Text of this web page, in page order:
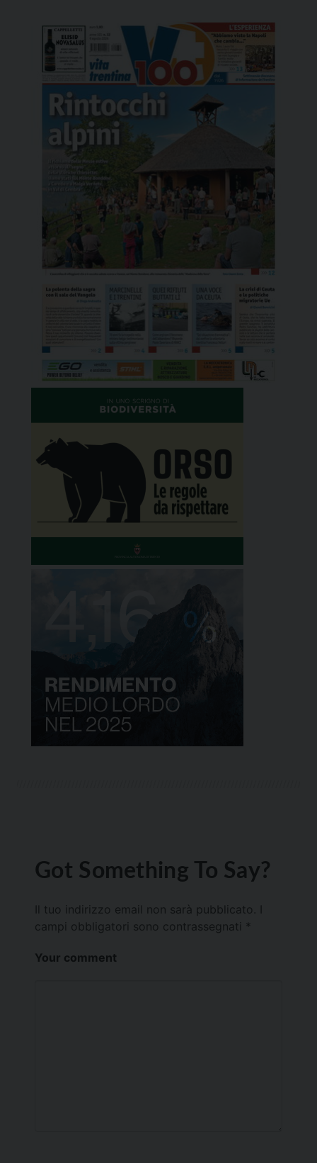
Got Something To Say?
Il tuo indirizzo email non sarà pubblicato.
campi obbligatori sono contrassegnati *
Your comment